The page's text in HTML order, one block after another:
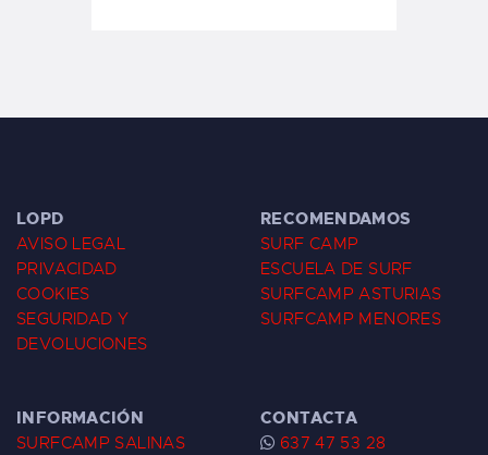
LOPD
AVISO LEGAL
PRIVACIDAD
COOKIES
SEGURIDAD Y
DEVOLUCIONES
RECOMENDAMOS
SURF CAMP
ESCUELA DE SURF
SURFCAMP ASTURIAS
SURFCAMP MENORES
INFORMACIÓN
SURFCAMP SALINAS
CONTACTA
637 47 53 28